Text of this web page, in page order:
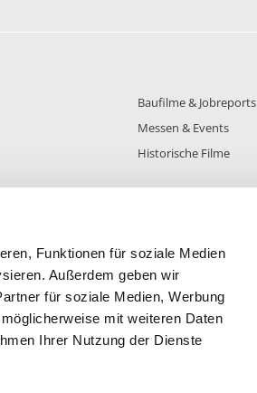
Funktionen für soziale Medien
Außerdem geben wir
für soziale Medien, Werbung
mit weiteren Daten
Ihrer Nutzung der Dienste
Baufilme & Jobreports
Messen & Events
Historische Filme
ALLE THEMEN